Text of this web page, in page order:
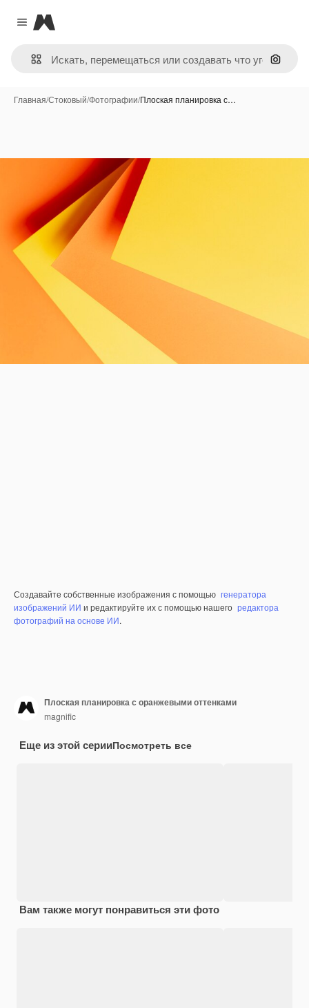
Close menu
Magnific
Поиск
Главная/Стоковый/Фотографии/Плоская планировка с…
Создавайте собственные изображения с помощью генератора
изображений ИИ и редактируйте их с помощью нашего редактора
фотографий на основе ИИ.
Плоская планировка с оранжевыми оттенками
magnific
Еще из этой серииПосмотреть все
Вам также могут понравиться эти фото